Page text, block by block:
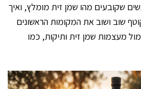
שקובעים מהו שמן זית מומלץ, ואיך
שוב ושוב את המקומות הראשונים
מעצמות שמן זית ותיקות, כמו